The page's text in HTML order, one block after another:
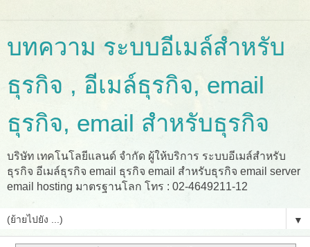
บทความ ระบบอีเมล์สำหรับ
ธุรกิจ , อีเมล์ธุรกิจ, email
ธุรกิจ, email สำหรับธุรกิจ
บริษัท เทคโนโลยีแลนด์ จำกัด ผู้ให้บริการ ระบบอีเมล์สำหรับ
ธุรกิจ อีเมล์ธุรกิจ email ธุรกิจ email สำหรับธุรกิจ email server
email hosting มาตรฐานโลก โทร : 02-4649211-12
▼